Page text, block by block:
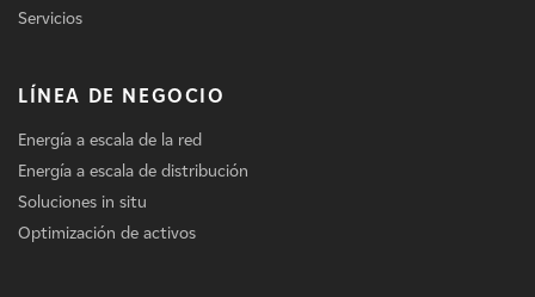
Servicios
LÍNEA DE NEGOCIO
Energía a escala de la red
Energía a escala de distribución
Soluciones in situ
Optimización de activos